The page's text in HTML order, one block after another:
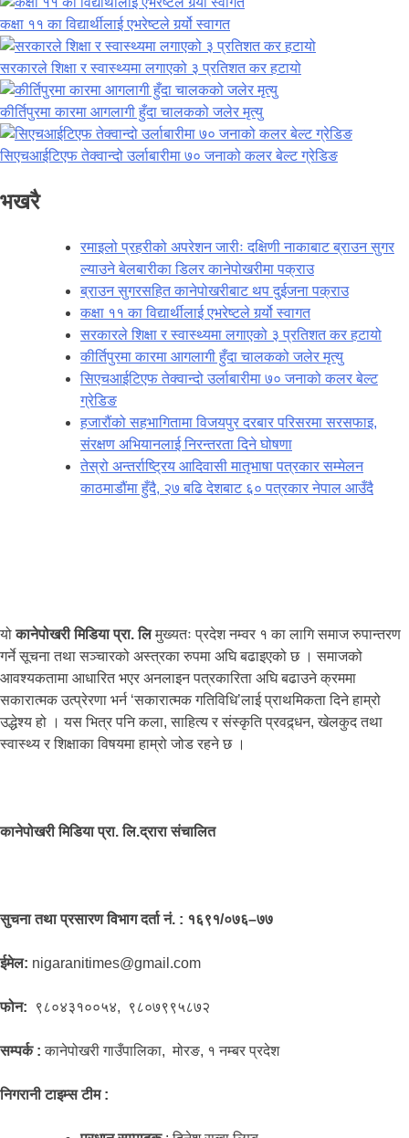
कक्षा ११ का विद्यार्थीलाई एभरेष्टले गर्र्यो स्वागत
सरकारले शिक्षा र स्वास्थ्यमा लगाएको ३ प्रतिशत कर हटायो
कीर्तिपुरमा कारमा आगलागी हुँदा चालकको जलेर मृत्यु
सिएचआईटिएफ तेक्वान्दो उर्लाबारीमा ७० जनाको कलर बेल्ट ग्रेडिङ
भखरै
रमाइलो प्रहरीको अपरेशन जारीः दक्षिणी नाकाबाट ब्राउन सुगर
ल्याउने बेलबारीका डिलर कानेपोखरीमा पक्राउ
ब्राउन सुगरसहित कानेपोखरीबाट थप दुईजना पक्राउ
कक्षा ११ का विद्यार्थीलाई एभरेष्टले गर्र्यो स्वागत
सरकारले शिक्षा र स्वास्थ्यमा लगाएको ३ प्रतिशत कर हटायो
कीर्तिपुरमा कारमा आगलागी हुँदा चालकको जलेर मृत्यु
सिएचआईटिएफ तेक्वान्दो उर्लाबारीमा ७० जनाको कलर बेल्ट
ग्रेडिङ
हजारौंको सहभागितामा विजयपुर दरबार परिसरमा सरसफाइ,
संरक्षण अभियानलाई निरन्तरता दिने घोषणा
तेस्रो अन्तर्राष्ट्रिय आदिवासी मातृभाषा पत्रकार सम्मेलन
काठमाडौंमा हुँदै, २७ बढि देशबाट ६० पत्रकार नेपाल आउँदै
योकानेपोखरी मिडिया प्रा. लिमुख्यतः प्रदेश नम्वर १ का लागि समाज रुपान्तरण
गर्ने सूचना तथा सञ्चारको अस्त्रका रुपमा अघि बढाइएको छ । समाजको
आवश्यकतामा आधारित भएर अनलाइन पत्रकारिता अघि बढाउने क्रममा
सकारात्मक उत्प्रेरणा भर्न ‘सकारात्मक गतिविधि’लाई प्राथमिकता दिने हाम्रो
उद्धेश्य हो । यस भित्र पनि कला, साहित्य र संस्कृति प्रवद्र्धन, खेलकुद तथा
स्वास्थ्य र शिक्षाका विषयमा हाम्रो जोड रहने छ ।
कानेपोखरी मिडिया प्रा. लि.द्रारा संचालित
सुचना तथा प्रसारण विभाग दर्ता नं. : १६९१/०७६–७७
ईमेल: nigaranitimes@gmail.com
फोन: ९८०४३१००५४, ९८०७९९५८७२
सम्पर्क :कानेपोखरी गाउँपालिका, मोरङ, १ नम्बर प्रदेश
निगरानी टाइम्स टीम :